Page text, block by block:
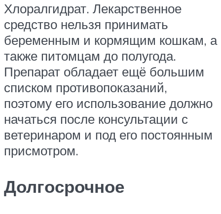
Хлоралгидрат. Лекарственное
средство нельзя принимать
беременным и кормящим кошкам, а
также питомцам до полугода.
Препарат обладает ещё большим
списком противопоказаний,
поэтому его использование должно
начаться после консультации с
ветеринаром и под его постоянным
присмотром.
Долгосрочное